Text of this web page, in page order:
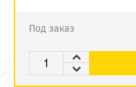
Под заказ